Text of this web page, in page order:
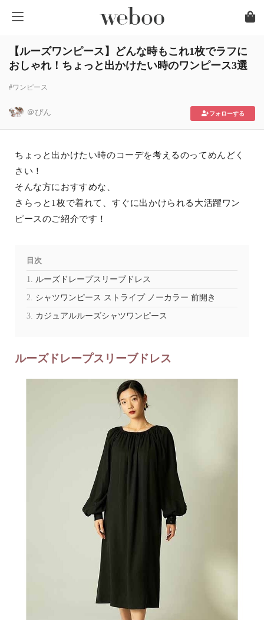
【ルーズワンピース】どんな時もこれ1枚でラフに
おしゃれ！ちょっと出かけたい時のワンピース3選
#ワンピース
＠ぴん フォローする
ちょっと出かけたい時のコーデを考えるのってめんどく
さい！
そんな方におすすめな、
さらっと1枚で着れて、すぐに出かけられる大活躍ワン
ピースのご紹介です！
目次
ルーズドレープスリーブドレス
シャツワンピース ストライプ ノーカラー 前開き
カジュアルルーズシャツワンピース
ルーズドレープスリーブドレス